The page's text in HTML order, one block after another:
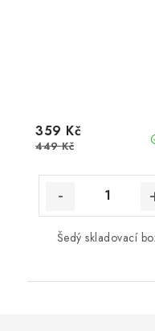
359 Kč
449 Kč
Šedý skladovací